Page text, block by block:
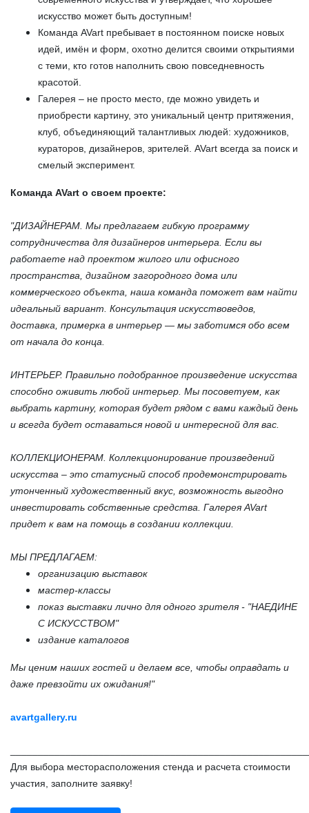
искусство может быть доступным!
Команда AVart пребывает в постоянном поиске новых
идей, имён и форм, охотно делится своими открытиями
с теми, кто готов наполнить свою повседневность
красотой.
Галерея – не просто место, где можно увидеть и
приобрести картину, это уникальный центр притяжения,
клуб, объединяющий талантливых людей: художников,
кураторов, дизайнеров, зрителей. AVart всегда за поиск и
смелый эксперимент.
Команда AVart о своем проекте:
"ДИЗАЙНЕРАМ. Мы предлагаем гибкую программу
сотрудничества для дизайнеров интерьера. Если вы
работаете над проектом жилого или офисного
пространства, дизайном загородного дома или
коммерческого объекта, наша команда поможет вам найти
идеальный вариант. Консультация искусствоведов,
доставка, примерка в интерьер — мы заботимся обо всем
от начала до конца.
ИНТЕРЬЕР. Правильно подобранное произведение искусства
способно оживить любой интерьер. Мы посоветуем, как
выбрать картину, которая будет рядом с вами каждый день
и всегда будет оставаться новой и интересной для вас.
КОЛЛЕКЦИОНЕРАМ. Коллекционирование произведений
искусства – это статусный способ продемонстрировать
утонченный художественный вкус, возможность выгодно
инвестировать собственные средства. Галерея AVart
придет к вам на помощь в создании коллекции.
МЫ ПРЕДЛАГАЕМ:
организацию выставок
мастер-классы
показ выставки лично для одного зрителя - "НАЕДИНЕ
С ИСКУССТВОМ"
издание каталогов
Мы ценим наших гостей и делаем все, чтобы оправдать и
даже превзойти их ожидания!"
avartgallery.ru
Для выбора месторасположения стенда и расчета стоимости
участия, заполните заявку!